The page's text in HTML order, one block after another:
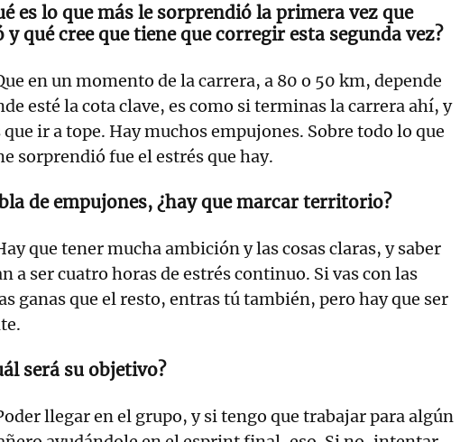
es lo que más le sorprendió la primera vez que
qué cree que tiene que corregir esta segunda vez?
en un momento de la carrera, a 80 o 50 km, depende
esté la cota clave, es como si terminas la carrera ahí, y
ir a tope. Hay muchos empujones. Sobre todo lo que
sorprendió fue el estrés que hay.
de empujones, ¿hay que marcar territorio?
que tener mucha ambición y las cosas claras, y saber
a ser cuatro horas de estrés continuo. Si vas con las
ganas que el resto, entras tú también, pero hay que ser
será su objetivo?
llegar en el grupo, y si tengo que trabajar para algún